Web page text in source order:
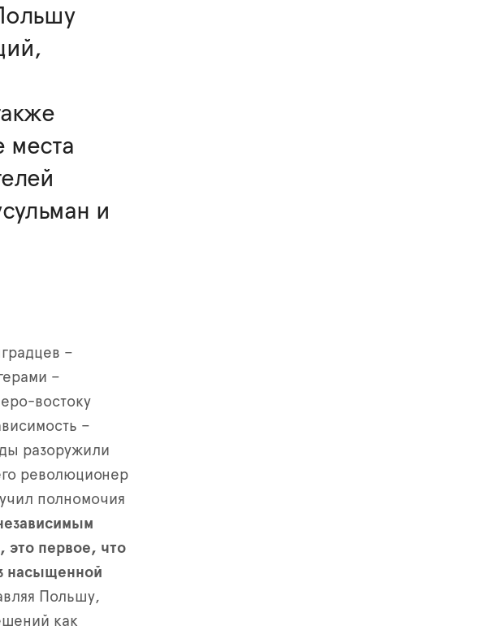
места
и
–
–
востоку
–
разоружили
революционер
полномочия
это первое, что
насыщенной
Польшу,
как